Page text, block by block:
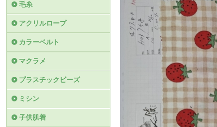
毛糸
アクリルロープ
カラーベルト
マクラメ
プラスチックビーズ
ミシン
子供肌着